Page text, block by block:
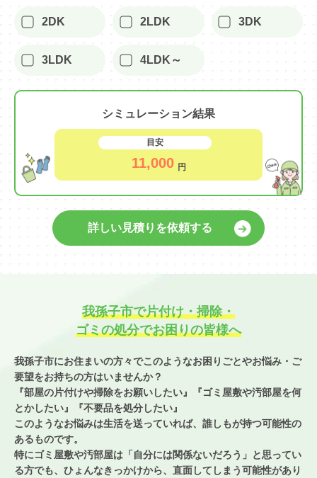
2DK 2LDK 3DK
3LDK 4LDK～
シミュレーション結果
目安
11,000 円
詳しい見積りを依頼する
我孫子市で片付け・掃除・
ゴミの処分でお困りの皆様へ
我孫子市にお住まいの方々でこのようなお困りごとやお悩み・ご
要望をお持ちの方はいませんか？
『部屋の片付けや掃除をお願いしたい』『ゴミ屋敷や汚部屋を何
とかしたい』
『不要品を処分したい』
このようなお悩みは生活を送っていれば、誰しもが持つ可能性の
あるものです。
特にゴミ屋敷や汚部屋は「自分には関係ないだろう」と思ってい
る方でも、 ひょんなきっかけから、直面してしまう可能性があり